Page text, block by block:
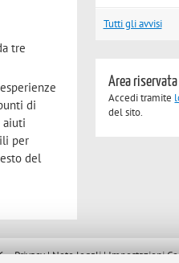
tre
di
aiuti
per
del
Tutti gli avvisi
Area riservata
Accedi tramite
del sito.
Privacy|Note legali|Impostazioni